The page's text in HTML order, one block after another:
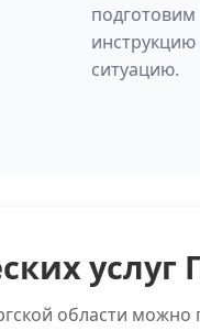
ситуацию.
услуг
области